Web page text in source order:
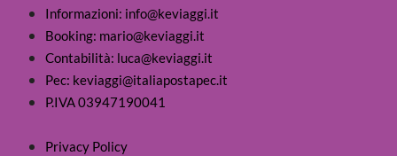
Informazioni: info@keviaggi.it
Booking: mario@keviaggi.it
Contabilità: luca@keviaggi.it
Pec: keviaggi@italiapostapec.it
P.IVA 03947190041
Privacy Policy